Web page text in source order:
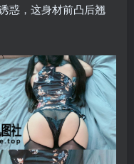
惑，这身材前凸后翘